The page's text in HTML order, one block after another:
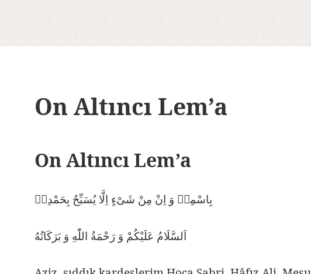
On Altıncı Lem’a
On Altıncı Lem’a
بِاسْمِهٖ وَ اِنْ مِنْ شَىْءٍ اِلَّا يُسَبِّحُ بِحَمْدِهٖ
اَلسَّلَامُ عَلَيْكُمْ وَ رَحْمَةُ اللّٰهِ وَ بَرَكَاتُهُ